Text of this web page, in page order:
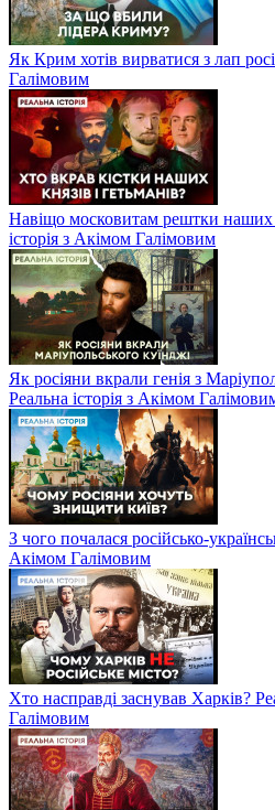
Як Крим хотів вирватися з лап
Галімовим
Навіщо московитам рештки наших
історія з Акімом Галімовим
Як росіяни вкрали генія з
Реальна історія з Акімом
З чого почалася російсько-
Акімом Галімовим
Хто насправді заснував Харків?
Галімовим